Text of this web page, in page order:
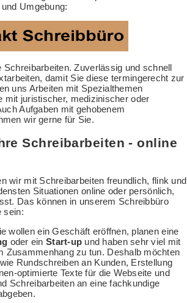
Umgebung:
Schreibarbeiten. Zuverlässig und schnell
damit Sie diese termingerecht zur
uns Arbeiten mit Spezialthemen
mit juristischer, medizinischer oder
Aufgaben mit gehobenem
wir gerne für Sie.
Schreibarbeiten - online
wir mit Schreibarbeiten freundlich, flink und
Situationen online oder persönlich,
Das können in unserem Schreibbüro
sein:
wollen ein Geschäft eröffnen, planen eine
oder einStart-up und haben sehr viel mit
Zusammenhang zu tun. Deshalb möchten
Rundschreiben an Kunden, Erstellung
optimierte Texte für die Webseite und
Schreibarbeiten an eine fachkundige